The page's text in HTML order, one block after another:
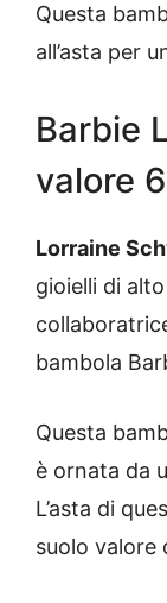
Questa
all’asta per
Barbie
valore
Lorraine
gioielli di
bambola
Questa
è ornata da
L’asta di
suolo valore